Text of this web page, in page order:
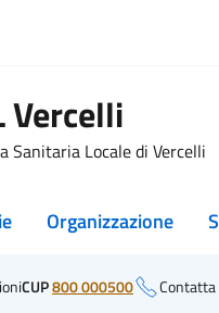
Vercelli
Sanitaria Locale di Vercelli
Organizzazione
CUP800 000500 Contatta